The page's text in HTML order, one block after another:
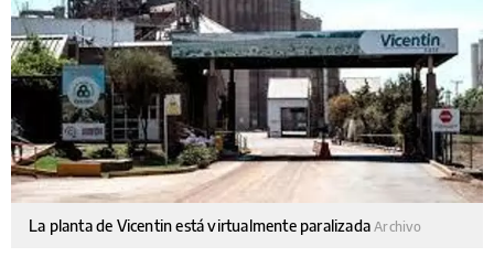
La planta de Vicentin está virtualmente paralizadaArchivo